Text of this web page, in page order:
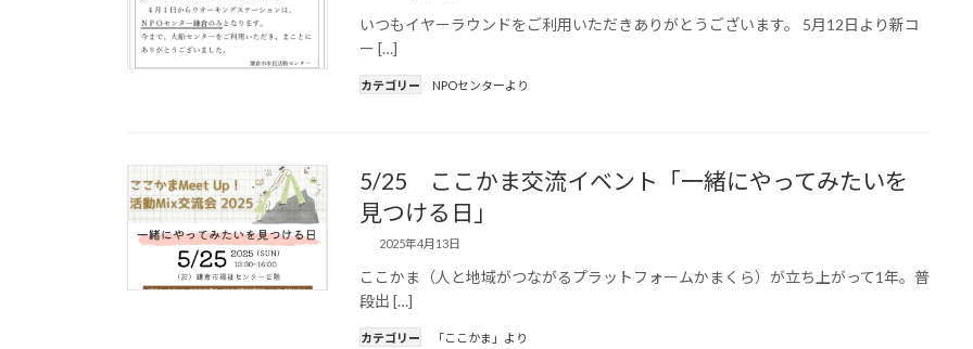
いつもイヤーラウンドをご利用いただきありがとうございます。 5月12日より新コ
ー […]
カテゴリー NPOセンターより
5/25 ここかま交流イベント「一緒にやってみたいを
見つける日」
2025年4月13日
ここかま（人と地域がつながるプラットフォームかまくら）が立ち上がって1年。普
段出 […]
カテゴリー 「ここかま」より